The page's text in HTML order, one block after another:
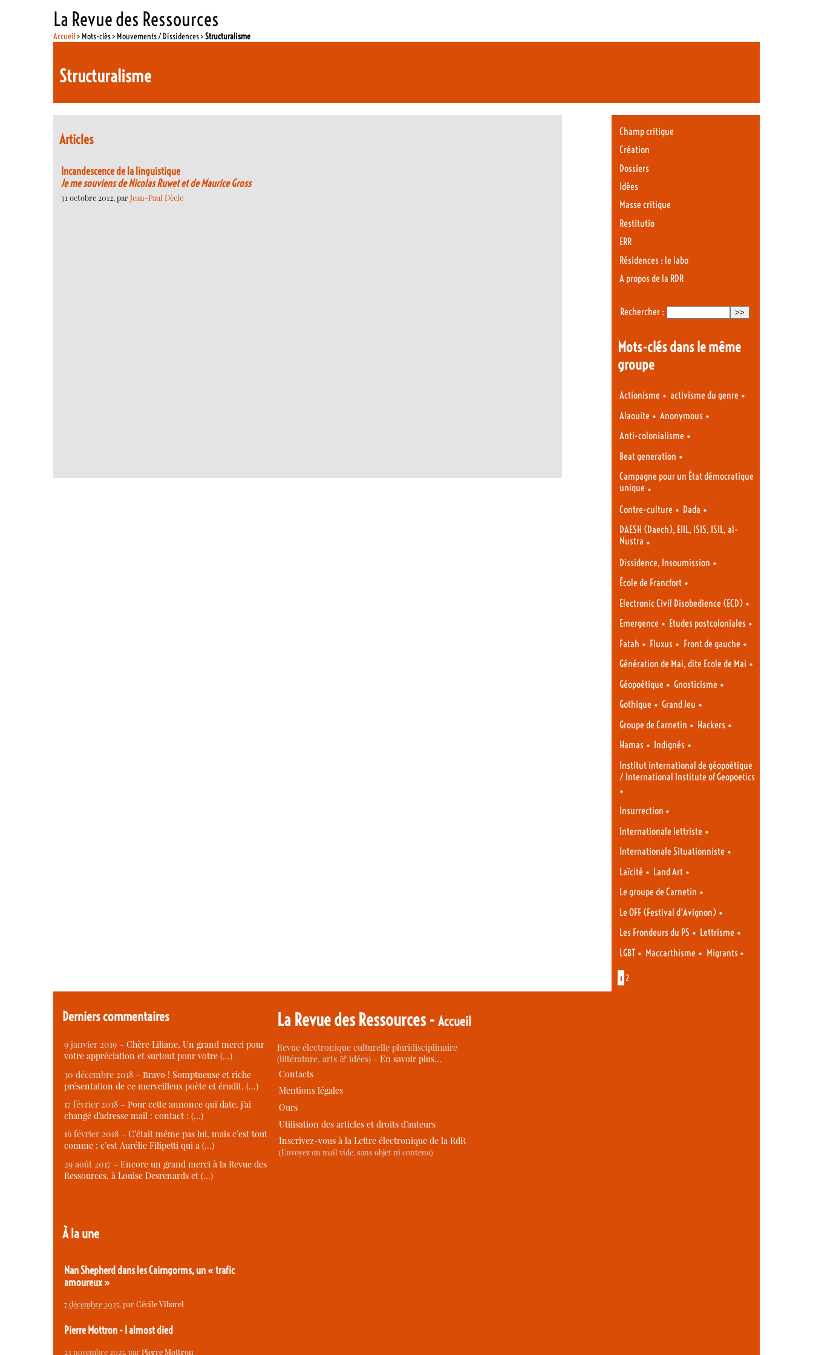
La Revue des Ressources
Accueil> Mots-clés > Mouvements / Dissidences >Structuralisme
Structuralisme
Articles
Incandescence de la linguistique
Je me souviens de Nicolas Ruwet et de Maurice Gross
31 octobre 2012, parJean-Paul Dècle
Champ critique
Création
Dossiers
Idées
Masse critique
Restitutio
ERR
Résidences : le labo
A propos de la RDR
Rechercher :
Mots-clés dans le même
groupe
Actionisme • activisme du genre •
Alaouite • Anonymous •
Anti-colonialisme •
Beat generation •
Campagne pour un État démocratique
unique •
Contre-culture • Dada •
DAESH (Daech), EIIL, ISIS, ISIL, al-
Nustra •
Dissidence, Insoumission •
École de Francfort •
Electronic Civil Disobedience (ECD) •
Emergence • Etudes postcoloniales •
Fatah • Fluxus • Front de gauche •
Génération de Mai, dite Ecole de Mai •
Géopoétique • Gnosticisme •
Gothique • Grand Jeu •
Groupe de Carnetin • Hackers •
Hamas • Indignés •
Institut international de géopoétique
/ International Institute of Geopoetics
•
Insurrection •
Internationale lettriste •
Internationale Situationniste •
Laïcité • Land Art •
Le groupe de Carnetin •
Le OFF (Festival d’Avignon) •
Les Frondeurs du PS • Lettrisme •
LGBT • Maccarthisme • Migrants •
1 2
Derniers commentaires
9 janvier 2019 – Chère Liliane, Un grand merci pour
votre appréciation et surtout pour votre (…)
30 décembre 2018 – Bravo ! Somptueuse et riche
présentation de ce merveilleux poète et érudit. (…)
17 février 2018 – Pour cette annonce qui date, j’ai
changé d’adresse mail : contact : (…)
16 février 2018 – C’était même pas lui, mais c’est tout
comme : c’est Aurélie Filipetti qui a (…)
29 août 2017 – Encore un grand merci à la Revue des
Ressources, à Louise Desrenards et (…)
À la une
Nan Shepherd dans les Cairngorms, un « trafic
amoureux »
7 décembre 2025, parCécile Vibarel
Pierre Mottron - I almost died
23 novembre 2025, parPierre Mottron
La Revue des Ressources -Accueil
Revue électronique culturelle pluridisciplinaire
(littérature, arts & idées) -En savoir plus…
Contacts
Mentions légales
Ours
Utilisation des articles et droits d’auteurs
Inscrivez-vous à la Lettre électronique de la RdR
(Envoyez un mail vide, sans objet ni contenu)